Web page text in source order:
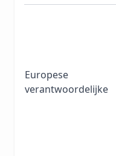
Europese
verantwoordelijke